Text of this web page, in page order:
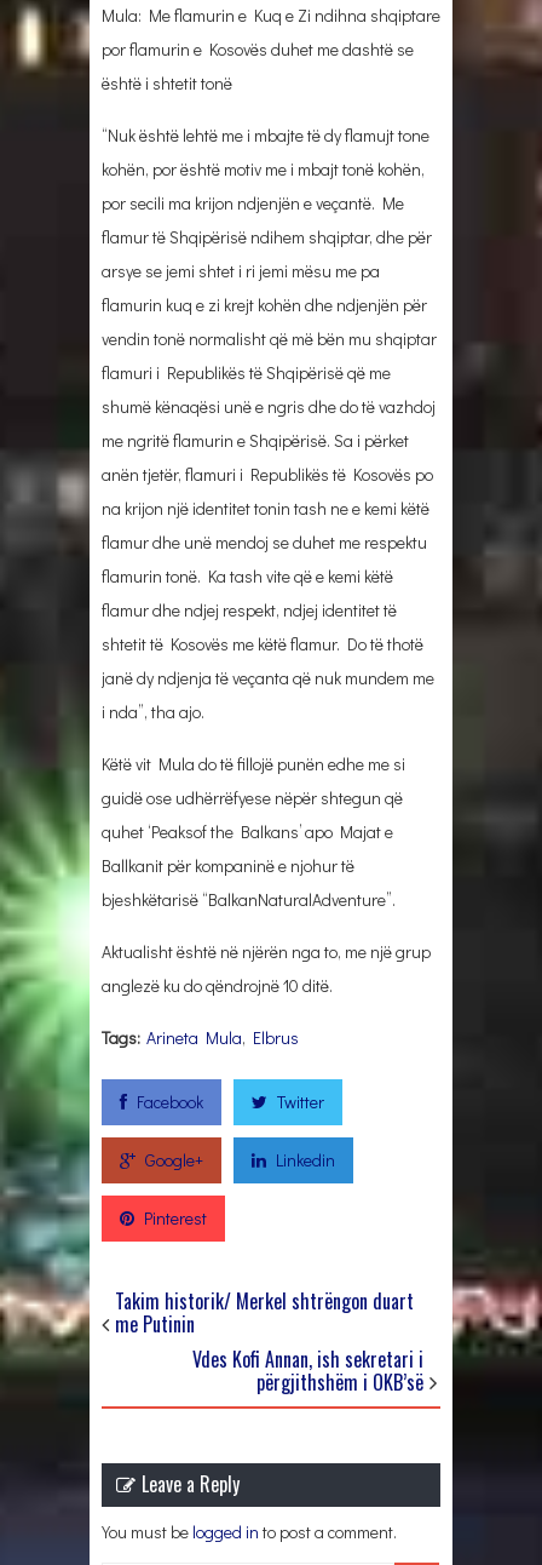
Mula: Me flamurin e Kuq e Zi ndihna shqiptare
por flamurin e Kosovës duhet me dashtë se
është i shtetit tonë
“Nuk është lehtë me i mbajte të dy flamujt tone
kohën, por është motiv me i mbajt tonë kohën,
por secili ma krijon ndjenjën e veçantë. Me
flamur të Shqipërisë ndihem shqiptar, dhe për
arsye se jemi shtet i ri jemi mësu me pa
flamurin kuq e zi krejt kohën dhe ndjenjën për
vendin tonë normalisht që më bën mu shqiptar
flamuri i Republikës të Shqipërisë që me
shumë kënaqësi unë e ngris dhe do të vazhdoj
me ngritë flamurin e Shqipërisë. Sa i përket
anën tjetër, flamuri i Republikës të Kosovës po
na krijon një identitet tonin tash ne e kemi këtë
flamur dhe unë mendoj se duhet me respektu
flamurin tonë. Ka tash vite që e kemi këtë
flamur dhe ndjej respekt, ndjej identitet të
shtetit të Kosovës me këtë flamur. Do të thotë
janë dy ndjenja të veçanta që nuk mundem me
i nda”, tha ajo.
Këtë vit Mula do të fillojë punën edhe me si
guidë ose udhërrëfyese nëpër shtegun që
quhet ‘Peaksof the Balkans’ apo Majat e
Ballkanit për kompaninë e njohur të
bjeshkëtarisë “BalkanNaturalAdventure”.
Aktualisht është në njërën nga to, me një grup
anglezë ku do qëndrojnë 10 ditë.
Tags: Arineta Mula, Elbrus
Facebook Twitter
Google+ Linkedin
Pinterest
Takim historik/ Merkel shtrëngon duart
me Putinin
Vdes Kofi Annan, ish sekretari i
përgjithshëm i OKB’së
Leave a Reply
You must be logged in to post a comment.